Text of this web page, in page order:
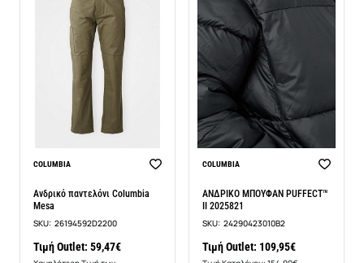
-13%
COLUMBIA
Ανδρικό παντελόνι Columbia
Mesa
SKU: 26194592D2200
Τιμή Outlet: 59,47€
COLUMBIA
ΑΝΔΡΙΚΟ ΜΠΟΥΦΑΝ PUFFECT™
II 2025821
SKU: 24290423010B2
Τιμή Outlet: 109,95€